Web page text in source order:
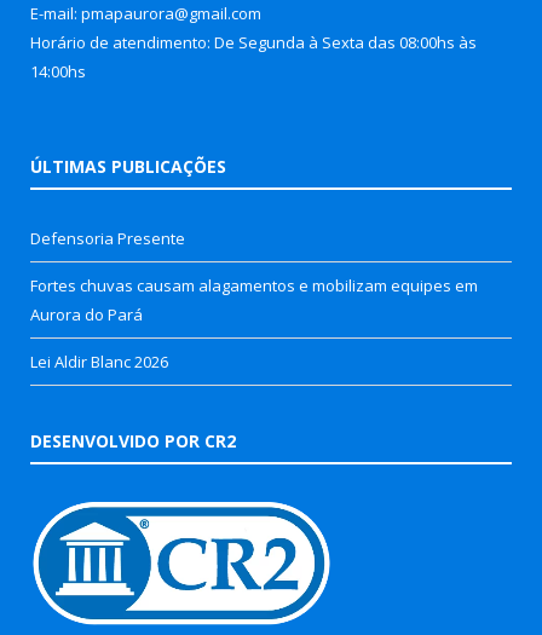
E-mail: pmapaurora@gmail.com
Horário de atendimento: De Segunda à Sexta das 08:00hs às
14:00hs
ÚLTIMAS PUBLICAÇÕES
Defensoria Presente
Fortes chuvas causam alagamentos e mobilizam equipes em
Aurora do Pará
Lei Aldir Blanc 2026
DESENVOLVIDO POR CR2